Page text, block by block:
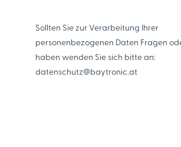
Sollten Sie zur Verarbeitung Ihrer
personenbezogenen Daten Fragen
haben wenden Sie sich bitte an:
datenschutz@baytronic.at